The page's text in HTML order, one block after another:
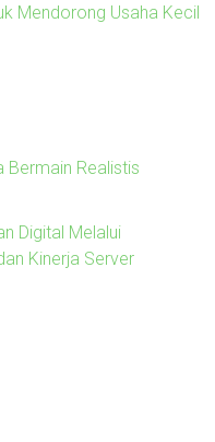
Mendorong Usaha Kecil
Bermain Realistis
Digital Melalui
Kinerja Server